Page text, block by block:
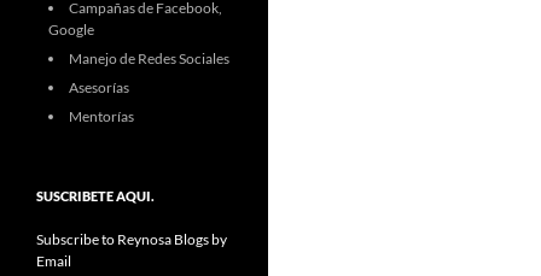
Campañas de Facebook,
Google
Manejo de Redes Sociales
Asesorías
Mentorías
SUSCRIBETE AQUI.
Subscribe to Reynosa Blogs by
Email